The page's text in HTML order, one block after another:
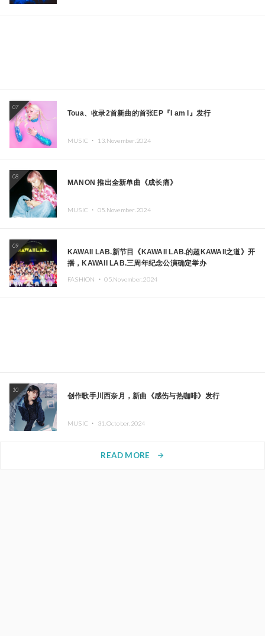
07
Toua、收录2首新曲的首张EP『I am I』发行
MUSIC ・ 13.November.2024
08
MANON 推出全新单曲《成长痛》
MUSIC ・ 05.November.2024
09
KAWAII LAB.新节目《KAWAII LAB.的超KAWAII之道》开
播，KAWAII LAB.三周年纪念公演确定举办
FASHION ・05.November.2024
10
创作歌手川西奈月，新曲《感伤与热咖啡》发行
MUSIC ・ 31.October.2024
READ MORE arrow_forward